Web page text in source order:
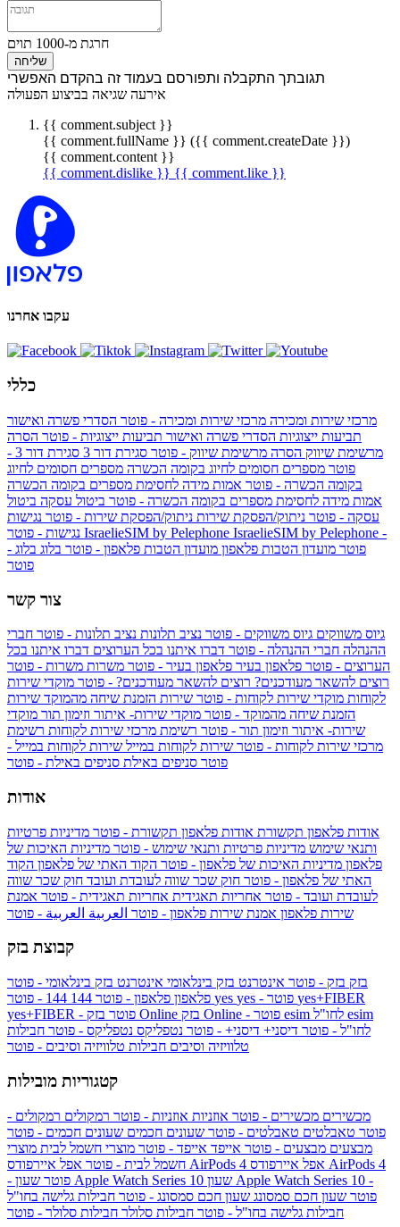
חרגת מ-1000 תוים
שליחה
תגובתך התקבלה ותפורסם בעמוד זה בהקדם האפשרי
אירעה שגיאה בביצוע הפעולה
{{ comment.subject }}
{{ comment.fullName }} ({{ comment.createDate }})
{{ comment.content }}
{{ comment.dislike }} {{ comment.like }}
עקבו אחרנו
כללי
מרכזי שירות ומכירה מרכזי שירות ומכירה - פוטר הסדרי פשרה ואישור
תביעות ייצוגיות הסדרי פשרה ואישור תביעות ייצוגיות - פוטר הסרה
מרשימת שיווק הסרה מרשימת שיווק - פוטר סגירת דור 3
סגירת דור 3 -
פוטר מספרים חסומים לחיוג בקומה הכשרה מספרים חסומים לחיוג
בקומה הכשרה - פוטר אמות מידה לחסימת מספרים בקומה הכשרה
אמות מידה לחסימת מספרים בקומה הכשרה - פוטר ביטול עסקה ביטול
עסקה - פוטר ניתוק/הפסקת שירות ניתוק/הפסקת שירות - פוטר נגישות
IsraelieSIM by Pelephone IsraelieSIM by Pelephone -
פוטר מועדון הטבות פלאפון מועדון הטבות פלאפון - פוטר בלוג בלוג -
פוטר
צור קשר
גיוס משווקים גיוס משווקים - פוטר נציב תלונות נציב תלונות - פוטר חברי
ההנהלה חברי ההנהלה - פוטר דברו איתנו בכל הערוצים דברו איתנו בכל
הערוצים - פוטר פלאפון בעיר פלאפון בעיר - פוטר משרות משרות - פוטר
רוצים להשאר מעודכנים? רוצים להשאר מעודכנים? - פוטר מוקדי שירות
לקוחות מוקדי שירות לקוחות - פוטר שירות הזמנת שיחה מהמוקד שירות
הזמנת שיחה מהמוקד - פוטר מוקדי שירות- איתור וזימון תור מוקדי
שירות- איתור וזימון תור - פוטר רשימת מרכזי שירות לקוחות רשימת
מרכזי שירות לקוחות - פוטר שירות לקוחות במייל שירות לקוחות במייל -
פוטר סניפים באילת סניפים באילת - פוטר
אודות
אודות פלאפון תקשורת אודות פלאפון תקשורת - פוטר מדיניות פרטיות
ותנאי שימוש מדיניות פרטיות ותנאי שימוש - פוטר מדיניות האיכות של
פלאפון מדיניות האיכות של פלאפון - פוטר הקוד האתי של פלאפון הקוד
האתי של פלאפון - פוטר חוק שכר שווה לעובדת ועובד חוק שכר שווה
לעובדת ועובד - פוטר אחריות תאגידית אחריות תאגידית - פוטר אמנת
שירות פלאפון אמנת שירות פלאפון - פוטר العربية العربية - פוטר
קבוצת בזק
בזק בזק - פוטר אינטרנט בזק בינלאומי אינטרנט בזק בינלאומי - פוטר
פלאפון פלאפון - פוטר 144 yes
yes+FIBER
yes+FIBER - פוטר בזק Online
esim
לחו"ל - פוטר דיסני+ דיסני+ - פוטר נטפליקס נטפליקס - פוטר חבילות
טלוויזיה וסיבים חבילות טלוויזיה וסיבים - פוטר
קטגוריות מובילות
מכשירים מכשירים - פוטר אוזניות אוזניות - פוטר רמקולים רמקולים -
פוטר טאבלטים טאבלטים - פוטר שעונים חכמים שעונים חכמים - פוטר
מבצעים מבצעים - פוטר אייפד אייפד - פוטר מוצרי חשמל לבית מוצרי
חשמל לבית - פוטר אפל איירפודס AirPods 4 אפל איירפודס AirPods 4
- פוטר שעון Apple Watch Series 10 שעון Apple Watch Series 10 -
פוטר שעון חכם סמסונג שעון חכם סמסונג - פוטר חבילות גלישה בחו"ל
חבילות גלישה בחו"ל - פוטר חבילות סלולר חבילות סלולר - פוטר